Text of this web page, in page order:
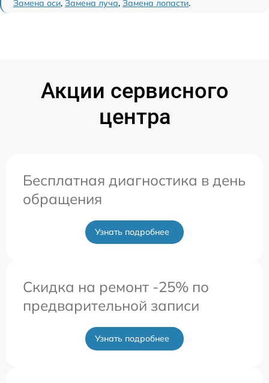
Замена оси, Замена луча, Замена лопасти.
Акции сервисного
центра
Бесплатная диагностика в день
обращения
Узнать подробнее
Скидка на ремонт -25% по
предварительной записи
Узнать подробнее